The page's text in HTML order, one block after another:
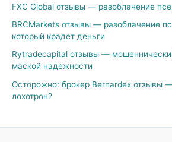
FXC Global отзывы — разоблачение
BRCMarkets отзывы — разоблачение
который крадет деньги
Rytradecapital отзывы —
маской надежности
Осторожно: брокер Bernardex отзывы
лохотрон?